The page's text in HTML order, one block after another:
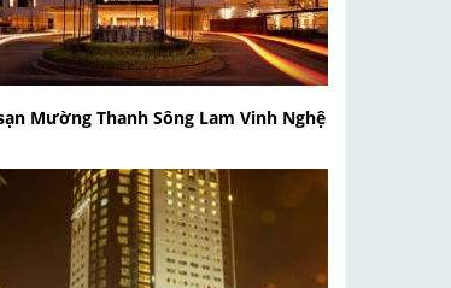
Mường Thanh Sông Lam Vinh Nghệ